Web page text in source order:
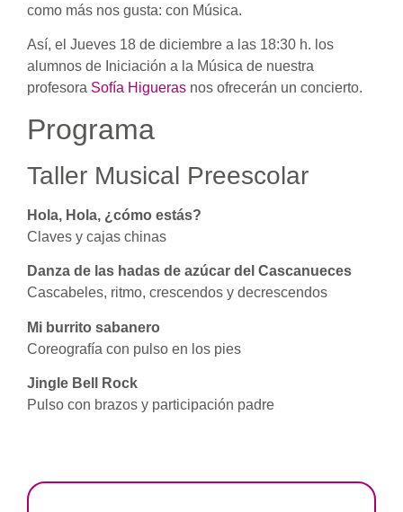
como más nos gusta: con Música.
Así, el Jueves 18 de diciembre a las 18:30 h. los
alumnos de Iniciación a la Música de nuestra
profesora Sofía Higueras nos ofrecerán un concierto.
Programa
Taller Musical Preescolar
Hola, Hola, ¿cómo estás?
Claves y cajas chinas
Danza de las hadas de azúcar del Cascanueces
Cascabeles, ritmo, crescendos y decrescendos
Mi burrito sabanero
Coreografía con pulso en los pies
Jingle Bell Rock
Pulso con brazos y participación padre